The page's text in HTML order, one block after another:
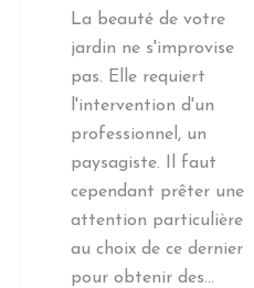
La beauté de votre
jardin ne s'improvise
pas. Elle requiert
l'intervention d'un
professionnel, un
paysagiste. Il faut
cependant prêter une
attention particulière
au choix de ce dernier
pour obtenir des…